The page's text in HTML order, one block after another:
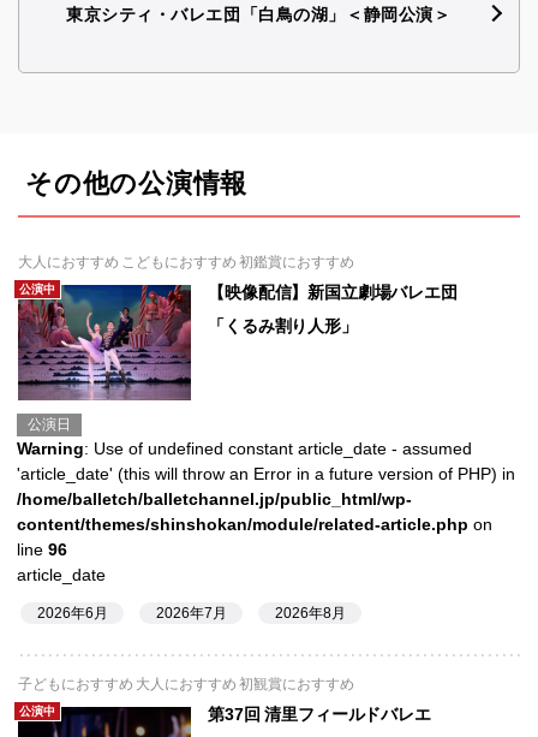
東京シティ・バレエ団「白鳥の湖」＜静岡公演＞
その他の公演情報
大人におすすめ こどもにおすすめ 初鑑賞におすすめ
公演中
【映像配信】新国立劇場バレエ団
「くるみ割り人形」
公演日
Warning: Use of undefined constant article_date - assumed
'article_date' (this will throw an Error in a future version of PHP) in
/home/balletch/balletchannel.jp/public_html/wp-
content/themes/shinshokan/module/related-article.php on
line 96
article_date
2026年6月 2026年7月 2026年8月
子どもにおすすめ 大人におすすめ 初観賞におすすめ
公演中
第37回 清里フィールドバレエ